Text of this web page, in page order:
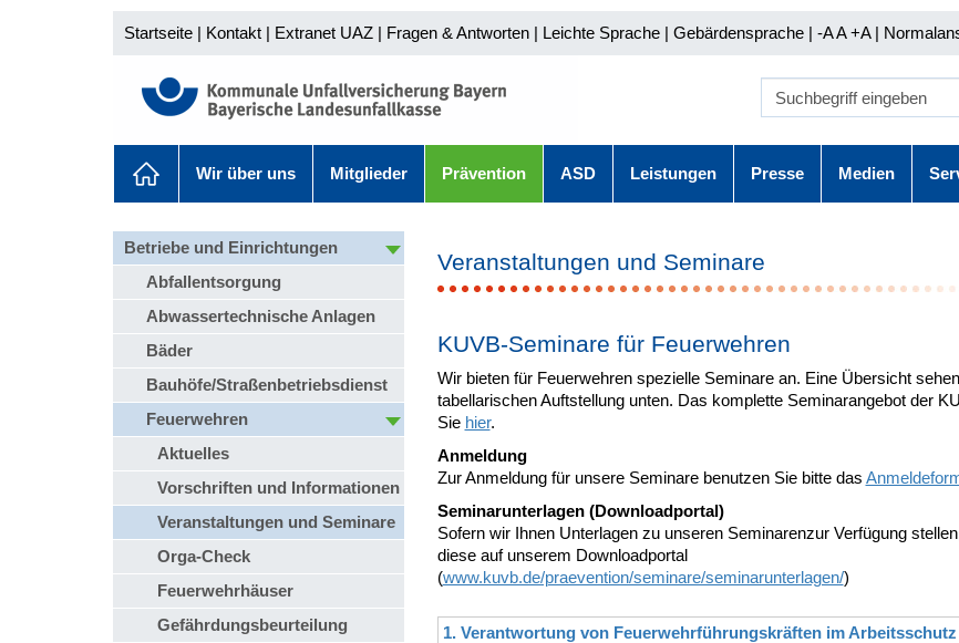
Startseite | Kontakt | Extranet UAZ | Fragen & Antworten | Leichte Sprache | Gebärdensprache | -A A+A |
Wir über uns Mitglieder Prävention ASD Leistungen Presse Medien
Betriebe und Einrichtungen
Abfallentsorgung
Abwassertechnische Anlagen
Bäder
Bauhöfe/Straßenbetriebsdienst
Feuerwehren
Aktuelles
Vorschriften und Informationen
Veranstaltungen und Seminare
Orga-Check
Feuerwehrhäuser
Gefährdungsbeurteilung
Veranstaltungen und Seminare
KUVB-Seminare für Feuerwehren
Wir bieten für Feuerwehren spezielle Seminare an. Eine Übersicht
tabellarischen Auftstellung unten. Das komplette Seminarangebot der
Sie hier.
Anmeldung
Zur Anmeldung für unsere Seminare benutzen Sie bitte das
Seminarunterlagen (Downloadportal)
Sofern wir Ihnen Unterlagen zu unseren Seminarenzur Verfügung
diese auf unserem Downloadportal
(www.kuvb.de/praevention/seminare/seminarunterlagen/)
1. Verantwortung von Feuerwehrführungskräften im Arbeitsschutz